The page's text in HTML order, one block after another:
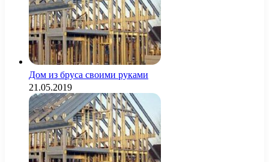
Дом из бруса своими руками
21.05.2019